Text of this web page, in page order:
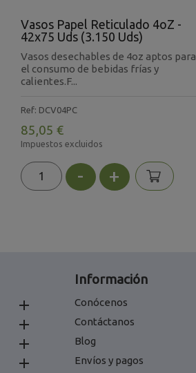
Vasos Papel Reticulado 4oZ -
42x75 Uds (3.150 Uds)
Vasos desechables de 4oz aptos para
el consumo de bebidas frías y
calientes.F...
Ref: DCV04PC
85,05 €
Impuestos excluidos
- +




Información
Conócenos
Contáctanos
Blog
Envíos y pagos